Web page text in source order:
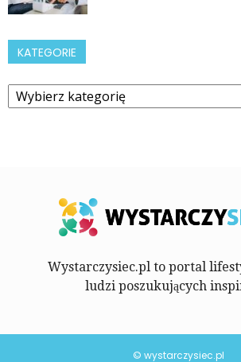
KATEGORIE
Kategorie
Wystarczysiec.pl to portal
ludzi poszukujących
© wystarczysiec.pl